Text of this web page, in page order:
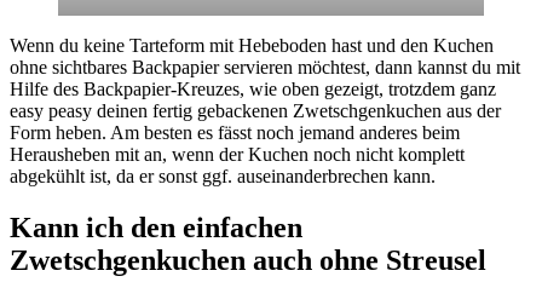
Wenn du keine Tarteform mit Hebeboden hast und den Kuchen
ohne sichtbares Backpapier servieren möchtest, dann kannst du mit
Hilfe des Backpapier-Kreuzes, wie oben gezeigt, trotzdem ganz
easy peasy deinen fertig gebackenen Zwetschgenkuchen aus der
Form heben. Am besten es fässt noch jemand anderes beim
Herausheben mit an, wenn der Kuchen noch nicht komplett
abgekühlt ist, da er sonst ggf. auseinanderbrechen kann.
Kann ich den einfachen
Zwetschgenkuchen auch ohne Streusel